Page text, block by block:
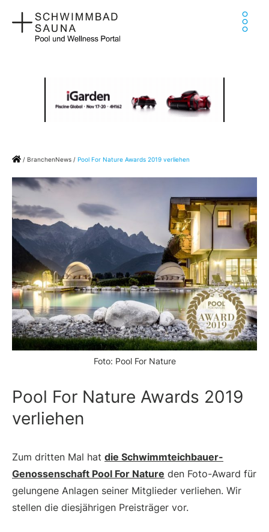
Inhalt
springen
Home
/ BranchenNews / Pool For Nature Awards 2019 verliehen
Foto: Pool For Nature
Pool For Nature Awards 2019
verliehen
Zum dritten Mal hat die Schwimmteichbauer-
Genossenschaft Pool For Nature den Foto-Award für
gelungene Anlagen seiner Mitglieder verliehen. Wir
stellen die diesjährigen Preisträger vor.